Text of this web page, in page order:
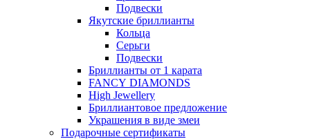
Подвески
Якутские бриллианты
Кольца
Серьги
Подвески
Бриллианты от 1 карата
FANCY DIAMONDS
High Jewellery
Бриллиантовое предложение
Украшения в виде змеи
Подарочные сертификаты